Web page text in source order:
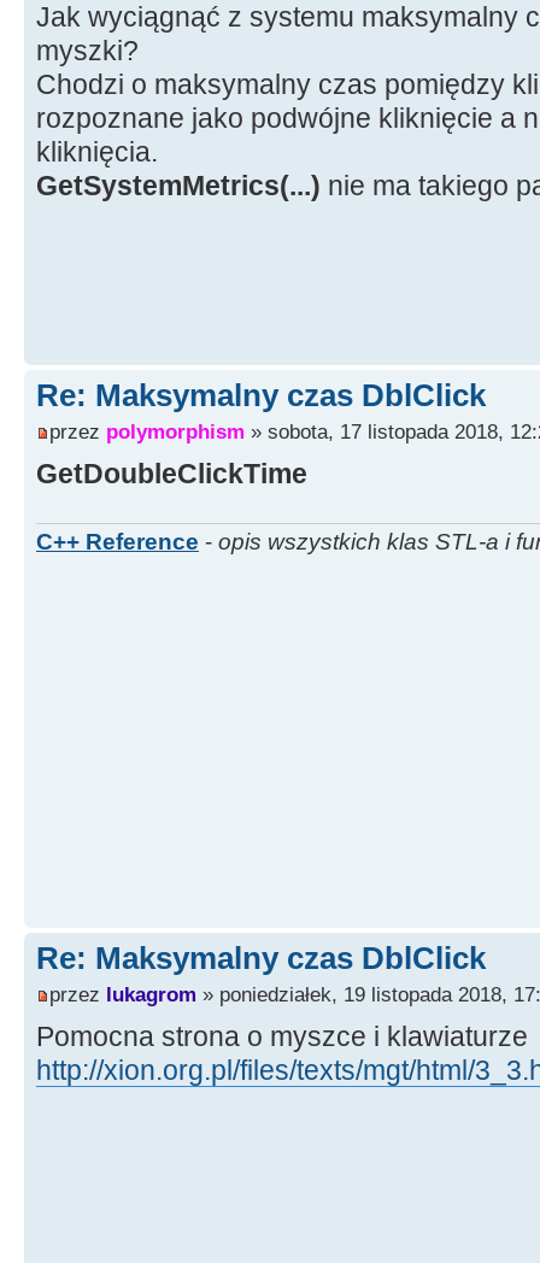
Jak wyciągnąć z systemu maksymalny
myszki?
Chodzi o maksymalny czas pomiędzy
rozpoznane jako podwójne kliknięcie a
kliknięcia.
GetSystemMetrics(...) nie ma takiego
Re: Maksymalny czas DblClick
przez polymorphism » sobota, 17 listopada 2018,
GetDoubleClickTime
C++ Reference - opis wszystkich klas STL-a i
Re: Maksymalny czas DblClick
przez lukagrom » poniedziałek, 19 listopada 2018,
Pomocna strona o myszce i klawiaturze
http://xion.org.pl/files/texts/mgt/html/